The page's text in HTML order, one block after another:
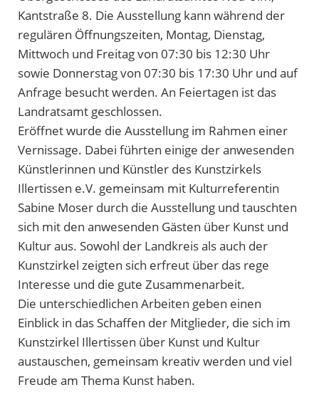
Kantstraße 8. Die Ausstellung kann während der
regulären Öffnungszeiten, Montag, Dienstag,
Mittwoch und Freitag von 07:30 bis 12:30 Uhr
sowie Donnerstag von 07:30 bis 17:30 Uhr und auf
Anfrage besucht werden. An Feiertagen ist das
Landratsamt geschlossen.
Eröffnet wurde die Ausstellung im Rahmen einer
Vernissage. Dabei führten einige der anwesenden
Künstlerinnen und Künstler des Kunstzirkels
Illertissen e.V. gemeinsam mit Kulturreferentin
Sabine Moser durch die Ausstellung und tauschten
sich mit den anwesenden Gästen über Kunst und
Kultur aus. Sowohl der Landkreis als auch der
Kunstzirkel zeigten sich erfreut über das rege
Interesse und die gute Zusammenarbeit.
Die unterschiedlichen Arbeiten geben einen
Einblick in das Schaffen der Mitglieder, die sich im
Kunstzirkel Illertissen über Kunst und Kultur
austauschen, gemeinsam kreativ werden und viel
Freude am Thema Kunst haben.